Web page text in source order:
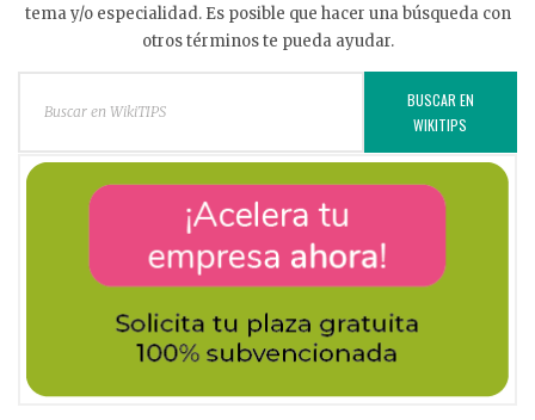
tema y/o especialidad. Es posible que hacer una búsqueda con
otros términos te pueda ayudar.
BUSCAR EN
WIKITIPS